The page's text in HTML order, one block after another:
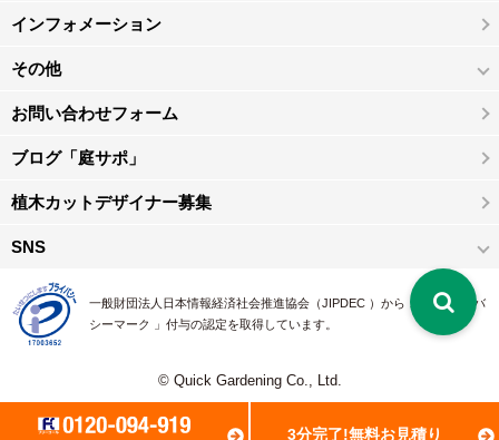
3分完了!無料お見積り
インフォメーション
その他
お問い合わせフォーム
ブログ「庭サポ」
植木カットデザイナー募集
SNS
一般財団法人日本情報経済社会推進協会（JIPDEC ）から 、「 プライバ
シーマーク 」付与の認定を取得しています。
© Quick Gardening Co., Ltd.